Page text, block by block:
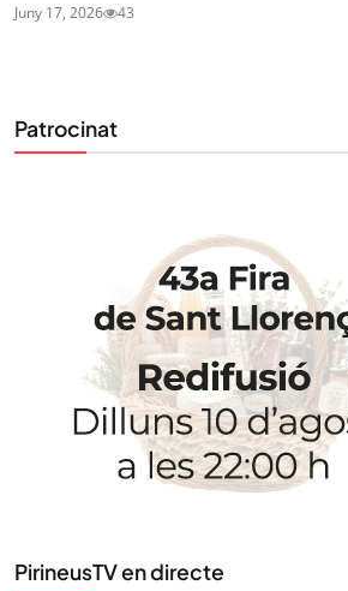
Juny 17, 2026 43
Patrocinat
PirineusTV en directe
Uneix-te al nostre butlletí
Tota l’actualitat, seleccionada i
al teu correu. Subscriu-te al nostre
la informació que importa.
SUBSCRIU-TE